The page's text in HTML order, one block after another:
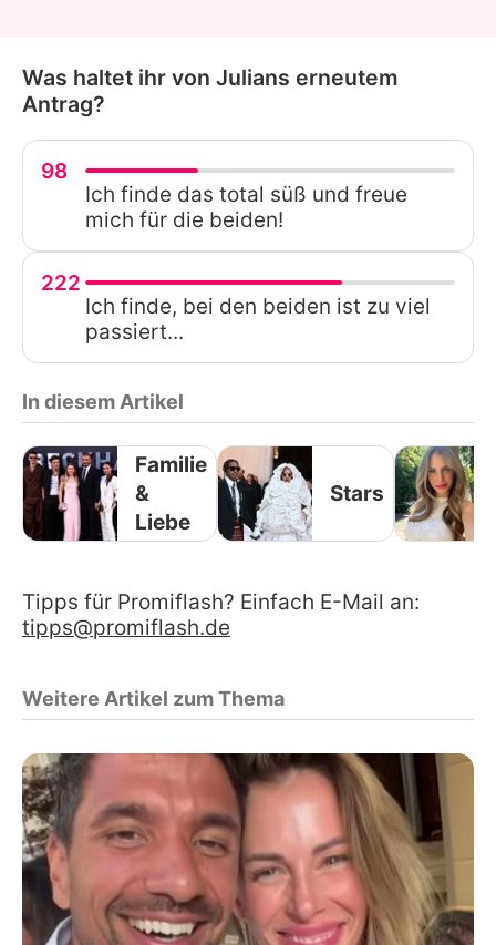
Was haltet ihr von Julians erneutem
Antrag?
98
Ich finde das total süß und freue
mich für die beiden!
222
Ich finde, bei den beiden ist zu viel
passiert...
In diesem Artikel
Familie
&
Liebe
Stars
Tipps für Promiflash? Einfach E-Mail an:
tipps@promiflash.de
Weitere Artikel zum Thema